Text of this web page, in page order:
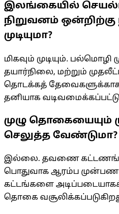
இலங்கையில்
நிறுவனம்
முடியுமா?
மிகவும் முடியும்.
தயார்நிலை, மற்றும்
தொடக்கத் தேவைகளுக்காக
தனியாக
முழு
செலுத்த வேண்டுமா?
இல்லை. தவணை
பொதுவாக ஆரம்ப
கட்டங்களை
தொகை